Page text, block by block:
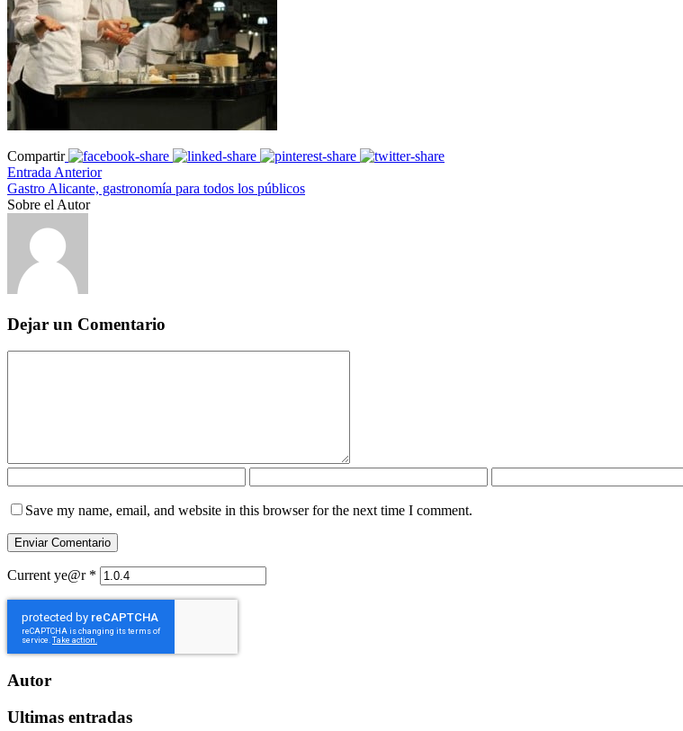
Compartir
Entrada Anterior
Gastro Alicante, gastronomía para todos los públicos
Sobre el Autor
Dejar un Comentario
Save my name, email, and website in this browser for the next time I comment.
Current ye@r *
Autor
Ultimas entradas